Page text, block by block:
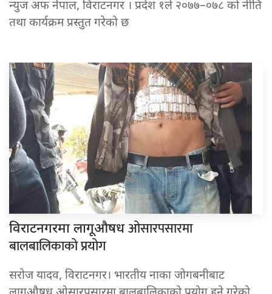
न्युज अफ नेपाल, विराटनगर । प्रदेश १ले २०७७–०७८ को नीति
तथा कार्यक्रम प्रस्तुत गरेको छ
विराटनगरमा लागूऔषधओसारपसारमा
बालबालिकाको प्रयोग
सरोज यादव, विराटनगर। भारतीय नाका जोगबनीबाट